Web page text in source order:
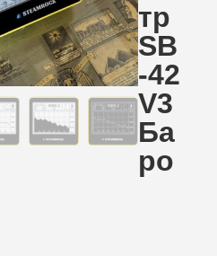
тр
SB
-42
V3
Ба
ро